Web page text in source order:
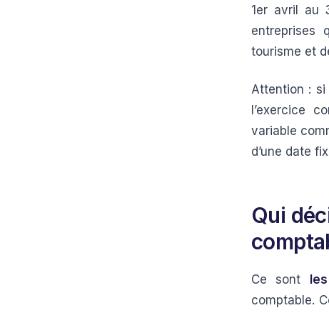
1er avril au
entreprises
tourisme et
Attention :
l’exercice
variable
d’une date
Qui
Ce sont
comptable.